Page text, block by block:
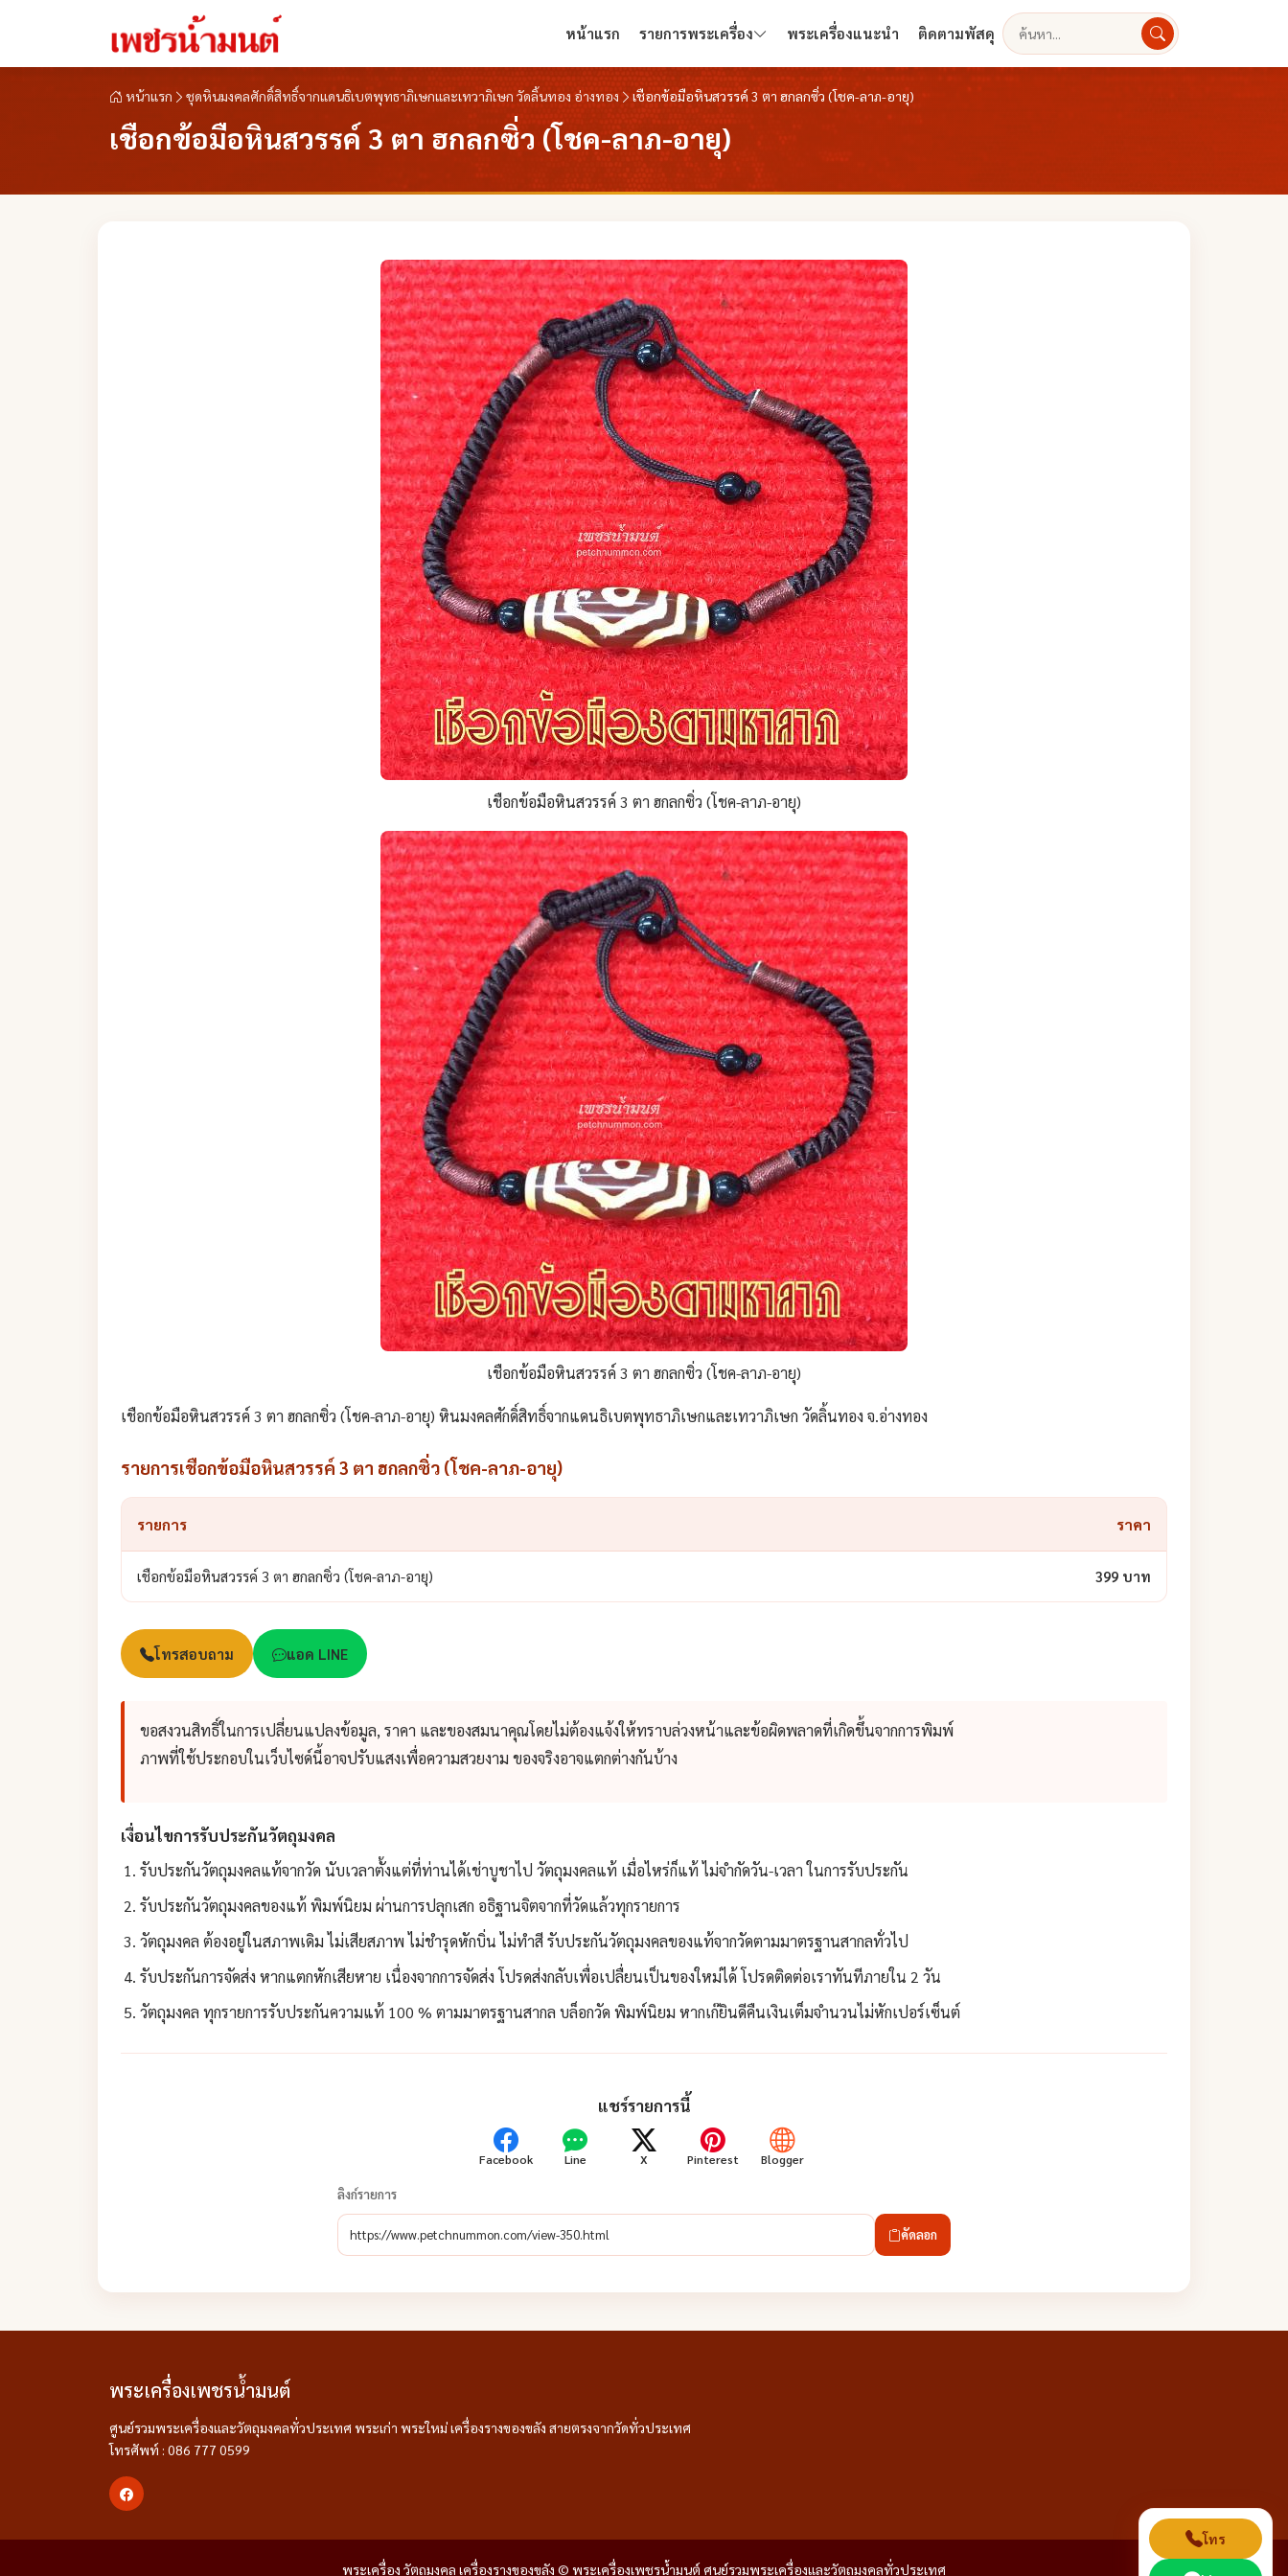
หน้าแรก รายการพระเครื่อง พระเครื่องแนะนำ ติดตามพัสดุ
ค้นหา
หน้าแรก ชุดหินมงคลศักดิ์สิทธิ์จากแดนธิเบตพุทธาภิเษกและเทวาภิเษก วัดลิ้นทอง อ่างทอง เชือกข้อมือหินสวรรค์ 3 ตา ฮกลกซิ่ว (โชค-ลาภ-อายุ)
เชือกข้อมือหินสวรรค์ 3 ตา ฮกลกซิ่ว (โชค-ลาภ-อายุ)
เชือกข้อมือหินสวรรค์ 3 ตา ฮกลกซิ่ว (โชค-ลาภ-อายุ)
เชือกข้อมือหินสวรรค์ 3 ตา ฮกลกซิ่ว (โชค-ลาภ-อายุ)
เชือกข้อมือหินสวรรค์ 3 ตา ฮกลกซิ่ว (โชค-ลาภ-อายุ) หินมงคลศักดิ์สิทธิ์จากแดนธิเบตพุทธาภิเษกและเทวาภิเษก วัดลิ้นทอง จ.อ่างทอง
รายการเชือกข้อมือหินสวรรค์ 3 ตา ฮกลกซิ่ว (โชค-ลาภ-อายุ)
รายการ ราคา
เชือกข้อมือหินสวรรค์ 3 ตา ฮกลกซิ่ว (โชค-ลาภ-อายุ) 399 บาท
โทรสอบถาม แอด LINE
ขอสงวนสิทธิ์ในการเปลี่ยนแปลงข้อมูล, ราคา และของสมนาคุณโดยไม่ต้องแจ้งให้ทราบล่วงหน้าและข้อผิดพลาดที่เกิดขึ้นจากการพิมพ์
ภาพที่ใช้ประกอบในเว็บไซด์นี้อาจปรับแสงเพื่อความสวยงาม ของจริงอาจแตกต่างกันบ้าง
เงื่อนไขการรับประกันวัตถุมงคล
รับประกันวัตถุมงคลแท้จากวัด นับเวลาตั้งแต่ที่ท่านได้เช่าบูชาไป วัตถุมงคลแท้ เมื่อไหร่ก็แท้ ไม่จำกัดวัน-เวลา ในการรับประกัน
รับประกันวัตถุมงคลของแท้ พิมพ์นิยม ผ่านการปลุกเสก อธิฐานจิตจากที่วัดแล้วทุกรายการ
วัตถุมงคล ต้องอยู่ในสภาพเดิม ไม่เสียสภาพ ไม่ชำรุดหักบิ่น ไม่ทำสี รับประกันวัตถุมงคลของแท้จากวัดตามมาตรฐานสากลทั่วไป
รับประกันการจัดส่ง หากแตกหักเสียหาย เนื่องจากการจัดส่ง โปรดส่งกลับเพื่อเปลื่ยนเป็นของใหม่ได้ โปรดติดต่อเราทันทีภายใน 2 วัน
วัตถุมงคล ทุกรายการรับประกันความแท้ 100 % ตามมาตรฐานสากล บล็อกวัด พิมพ์นิยม หากเก๊ยินดีคืนเงินเต็มจำนวนไม่หักเปอร์เซ็นต์
แชร์รายการนี้
Facebook Line X Pinterest Blogger
ลิงก์รายการ
คัดลอก
พระเครื่องเพชรน้ำมนต์
ศูนย์รวมพระเครื่องและวัตถุมงคลทั่วประเทศ พระเก่า พระใหม่ เครื่องรางของขลัง สายตรงจากวัดทั่วประเทศ
โทรศัพท์ : 086 777 0599
พระเครื่อง วัตถุมงคล เครื่องรางของขลัง © พระเครื่องเพชรน้ำมนต์ ศูนย์รวมพระเครื่องและวัตถุมงคลทั่วประเทศ
โทร